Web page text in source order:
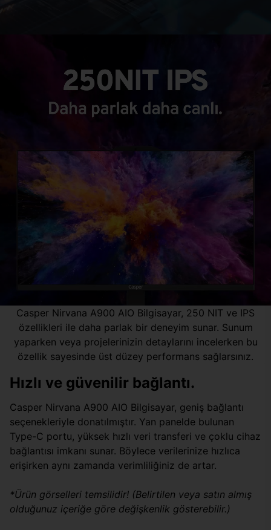
Casper Nirvana A900 AIO Bilgisayar, 250 NIT ve IPS
özellikleri ile daha parlak bir deneyim sunar. Sunum
yaparken veya projelerinizin detaylarını incelerken bu
özellik sayesinde üst düzey performans sağlarsınız.
Hızlı ve güvenilir bağlantı.
Casper Nirvana A900 AIO Bilgisayar, geniş bağlantı
seçenekleriyle donatılmıştır. Yan panelde bulunan
Type-C portu, yüksek hızlı veri transferi ve çoklu cihaz
bağlantısı imkanı sunar. Böylece verilerinize hızlıca
erişirken aynı zamanda verimliliğiniz de artar.
*Ürün görselleri temsilidir! (Belirtilen veya satın almış
olduğunuz içeriğe göre değişkenlik gösterebilir.)